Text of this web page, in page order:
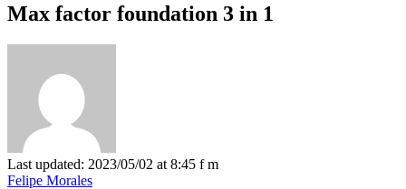
Max factor foundation 3 in 1
Last updated: 2023/05/02 at 8:45 f m
Felipe Morales